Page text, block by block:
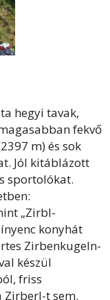
hegyi tavak,
fekvő
m) és sok
Jól kitáblázott
sportolókat.
„Zirbl-
konyhát
Zirbenkugeln-
készül
friss
Zirberl-t sem.